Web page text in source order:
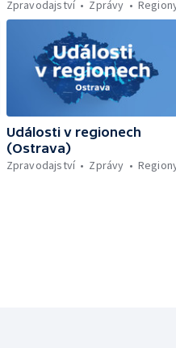
Zpravodajství
Zprávy
Události v regionech
(Ostrava)
Zpravodajství
Zprávy